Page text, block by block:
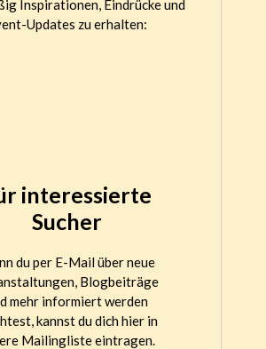
Inspirationen, Eindrücke und
Updates zu erhalten:
interessierte
Sucher
du per E-Mail über neue
Blogbeiträge
mehr informiert werden
kannst du dich hier in
Mailingliste eintragen.